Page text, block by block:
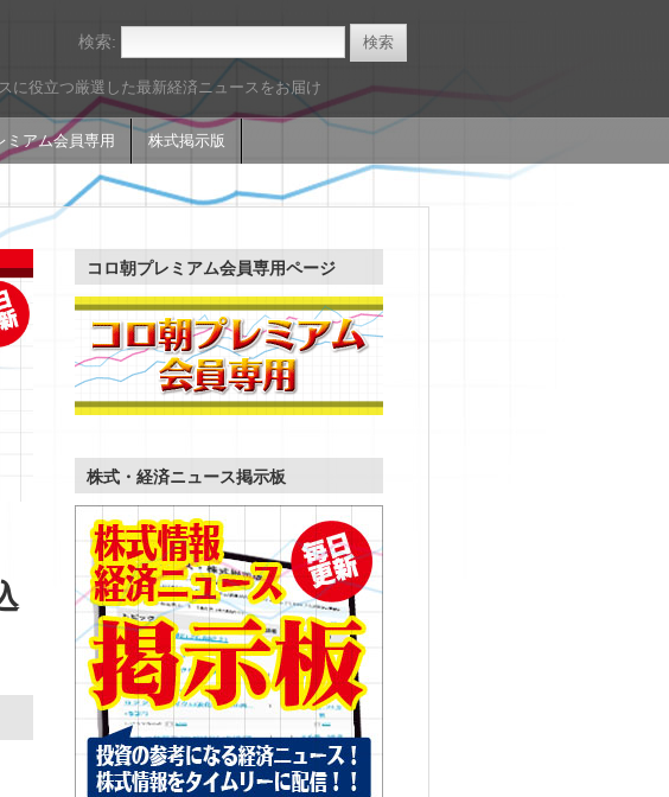
に役立つ厳選した最新経済ニュースをお届け
ミアム会員専用 株式掲示版
検索:
コロ朝プレミアム会員専用ページ
株式・経済ニュース掲示板